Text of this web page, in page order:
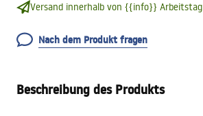
Versand innerhalb von {{info}} Arbeitstag
Nach dem Produkt fragen
Beschreibung des Produkts